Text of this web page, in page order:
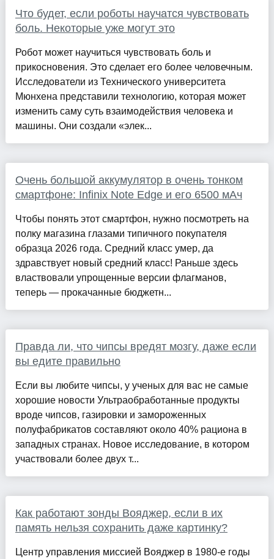
Что будет, если роботы научатся чувствовать
боль. Некоторые уже могут это
Робот может научиться чувствовать боль и
прикосновения. Это сделает его более человечным.
Исследователи из Технического университета
Мюнхена представили технологию, которая может
изменить саму суть взаимодействия человека и
машины. Они создали «элек...
Очень большой аккумулятор в очень тонком
смартфоне: Infinix Note Edge и его 6500 мАч
Чтобы понять этот смартфон, нужно посмотреть на
полку магазина глазами типичного покупателя
образца 2026 года. Средний класс умер, да
здравствует новый средний класс! Раньше здесь
властвовали упрощенные версии флагманов,
теперь — прокачанные бюджетн...
Правда ли, что чипсы вредят мозгу, даже если
вы едите правильно
Если вы любите чипсы, у ученых для вас не самые
хорошие новости Ультраобработанные продукты
вроде чипсов, газировки и замороженных
полуфабрикатов составляют около 40% рациона в
западных странах. Новое исследование, в котором
участвовали более двух т...
Как работают зонды Вояджер, если в их
память нельзя сохранить даже картинку?
Центр управления миссией Вояджер в 1980-е годы